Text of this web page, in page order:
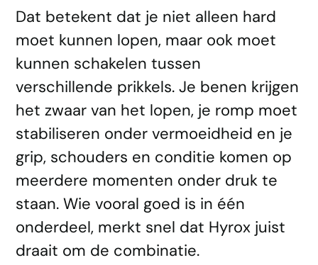
Dat betekent dat je niet alleen hard
moet kunnen lopen, maar ook moet
kunnen schakelen tussen
verschillende prikkels. Je benen krijgen
het zwaar van het lopen, je romp moet
stabiliseren onder vermoeidheid en je
grip, schouders en conditie komen op
meerdere momenten onder druk te
staan. Wie vooral goed is in één
onderdeel, merkt snel dat Hyrox juist
draait om de combinatie.